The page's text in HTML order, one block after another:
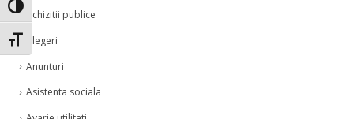
Toggle High Contrast
Toggle Font size
Achizitii publice
Alegeri
Anunturi
Asistenta sociala